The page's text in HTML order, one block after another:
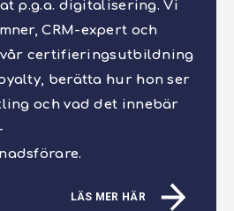
p.g.a. digitalisering. Vi
CRM-expert och
certifieringsutbildning
berätta hur hon ser
och vad det innebär
LÄS MER HÄR